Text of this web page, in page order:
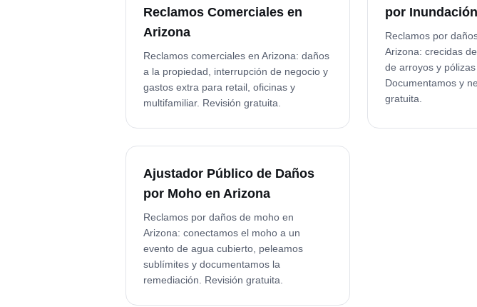
Reclamos Comerciales en
Arizona
Reclamos comerciales en Arizona: daños
a la propiedad, interrupción de negocio y
gastos extra para retail, oficinas y
multifamiliar. Revisión gratuita.
por
Reclamos por
Arizona: crecidas
de arroyos y
Documentamos y
gratuita.
Ajustador Público de Daños
por Moho en Arizona
Reclamos por daños de moho en
Arizona: conectamos el moho a un
evento de agua cubierto, peleamos
sublímites y documentamos la
remediación. Revisión gratuita.